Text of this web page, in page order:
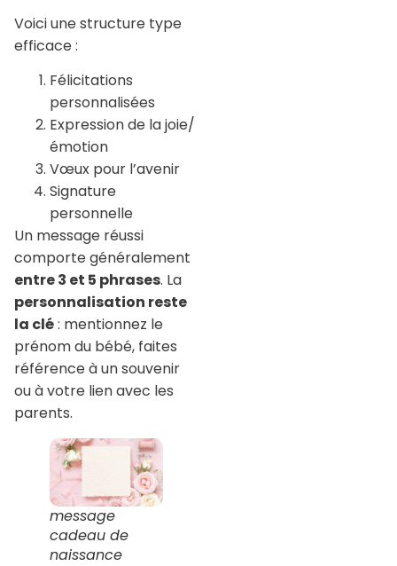
Voici une structure type
efficace :
Félicitations
personnalisées
Expression de la joie/
émotion
Vœux pour l’avenir
Signature
personnelle
Un message réussi
comporte généralement
entre 3 et 5 phrases. La
personnalisation reste
la clé: mentionnez le
prénom du bébé, faites
référence à un souvenir
ou à votre lien avec les
parents.
message
cadeau de
naissance